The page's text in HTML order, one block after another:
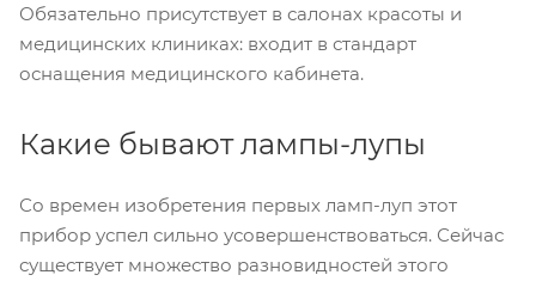
Обязательно присутствует в салонах красоты и
медицинских клиниках: входит в стандарт
оснащения медицинского кабинета.
Какие бывают лампы-лупы
Со времен изобретения первых ламп-луп этот
прибор успел сильно усовершенствоваться. Сейчас
существует множество разновидностей этого